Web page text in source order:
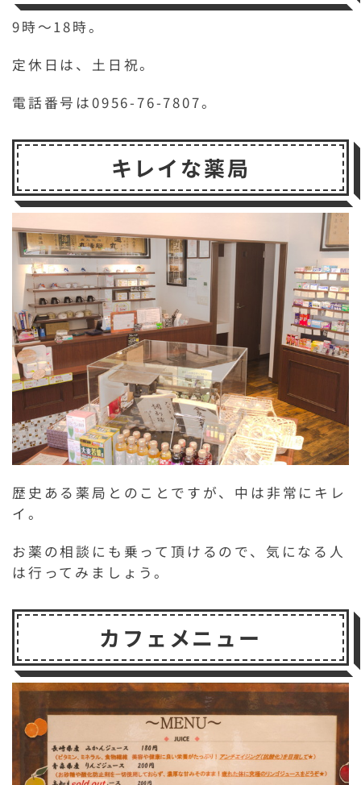
9時～18時。
定休日は、土日祝。
電話番号は0956-76-7807。
キレイな薬局
歴史ある薬局とのことですが、中は非常にキレ
イ。
お薬の相談にも乗って頂けるので、気になる人
は行ってみましょう。
カフェメニュー